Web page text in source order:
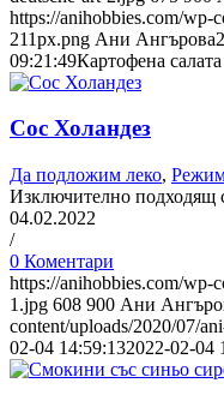
https://anihobbies.com/wp-
211px.png Ани Ангърова
09:21:49Картофена
Сос Холандез
Да подложим леко,
Изключително подходящ
04.02.2022
/
0 Коментари
https://anihobbies.com/wp-
1.jpg 608 900 Ани
content/uploads/2020/07/
02-04 14:59:132022-02-04